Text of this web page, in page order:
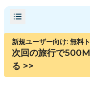
新規ユーザー向け: 無料
次回の旅行で
る >>